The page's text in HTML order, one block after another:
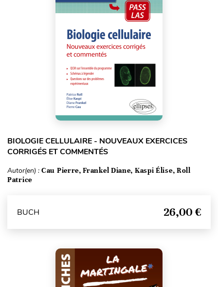
BIOLOGIE CELLULAIRE - NOUVEAUX EXERCICES
CORRIGÉS ET COMMENTÉS
Autor(en) : Cau Pierre, Frankel Diane, Kaspi Élise, Roll
Patrice
BUCH 26,00 €